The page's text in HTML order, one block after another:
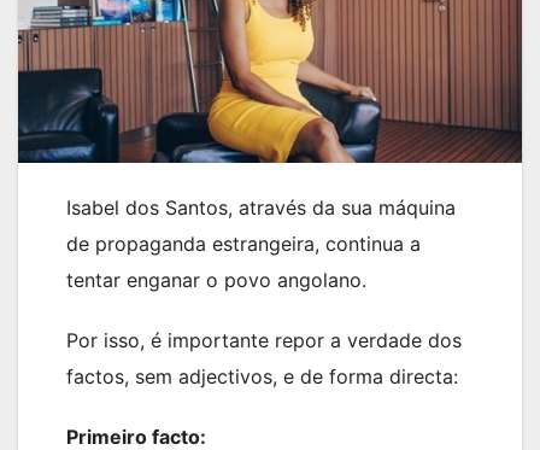
Isabel dos Santos, através da sua máquina
de propaganda estrangeira, continua a
tentar enganar o povo angolano.
Por isso, é importante repor a verdade dos
factos, sem adjectivos, e de forma directa:
Primeiro facto: